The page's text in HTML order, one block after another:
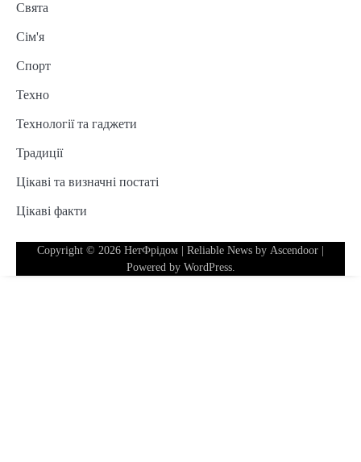
Свята
Сім'я
Спорт
Техно
Технології та гаджети
Традиції
Цікаві та визначні постаті
Цікаві факти
Copyright © 2026 НетФрідом | Reliable News by Ascendoor
Powered by WordPress.